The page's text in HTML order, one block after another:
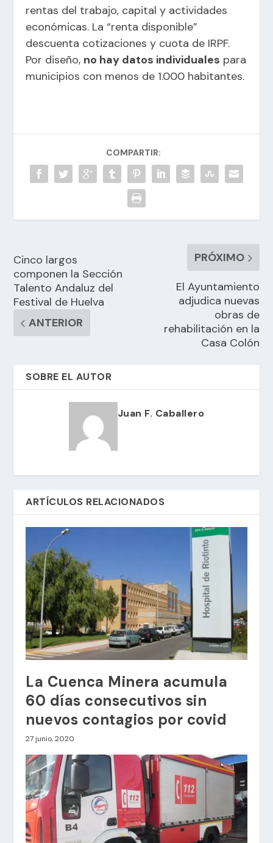
rentas del trabajo, capital y actividades
económicas. La “renta disponible”
descuenta cotizaciones y cuota de IRPF.
Por diseño, no hay datos individuales para
municipios con menos de 1.000 habitantes.
COMPARTIR:
Cinco largos
componen la Sección
Talento Andaluz del
Festival de Huelva
ANTERIOR
PRÓXIMO
El Ayuntamiento
adjudica nuevas
obras de
rehabilitación en la
Casa Colón
SOBRE EL AUTOR
Juan F. Caballero
ARTÍCULOS RELACIONADOS
La Cuenca Minera acumula
60 días consecutivos sin
nuevos contagios por covid
27 junio, 2020